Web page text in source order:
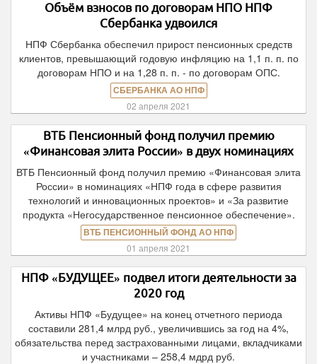
Объём взносов по договорам НПО НПФ
Сбербанка удвоился
НПФ Сбербанка обеспечил прирост пенсионных средств
клиентов, превышающий годовую инфляцию на 1,1 п. п. по
договорам НПО и на 1,28 п. п. - по договорам ОПС.
СБЕРБАНКА АО НПФ
02 апреля 2021
ВТБ Пенсионный фонд получил премию
«Финансовая элита России» в двух номинациях
ВТБ Пенсионный фонд получил премию «Финансовая элита
России» в номинациях «НПФ года в сфере развития
технологий и инновационных проектов» и «За развитие
продукта «Негосударственное пенсионное обеспечение».
ВТБ ПЕНСИОННЫЙ ФОНД АО НПФ
01 апреля 2021
НПФ «БУДУЩЕЕ» подвел итоги деятельности за
2020 год
Активы НПФ «Будущее» на конец отчетного периода
составили 281,4 млрд руб., увеличившись за год на 4%,
обязательства перед застрахованными лицами, вкладчиками
и участниками – 258,4 мдрд руб.